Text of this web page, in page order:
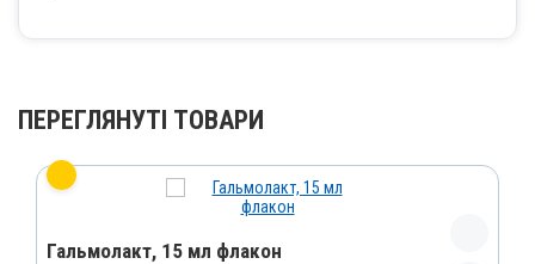
ПЕРЕГЛЯНУТІ ТОВАРИ
Гальмолакт, 15 мл флакон